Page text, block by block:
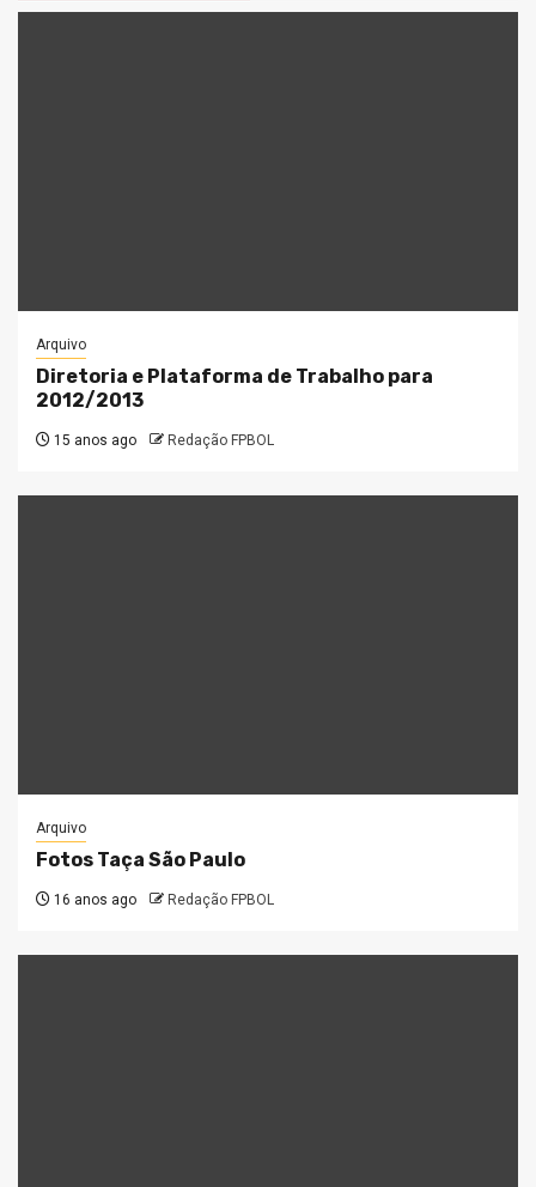
Arquivo
Diretoria e Plataforma de Trabalho para
2012/2013
15 anos ago Redação FPBOL
Arquivo
Fotos Taça São Paulo
16 anos ago Redação FPBOL